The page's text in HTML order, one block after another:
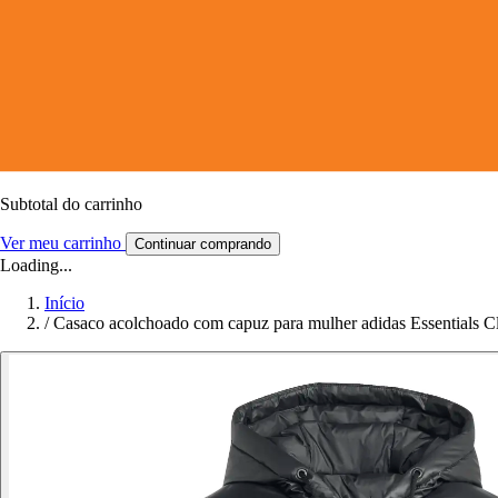
Subtotal do carrinho
Ver meu carrinho Continuar comprando
Loading...
Início
/ Casaco acolchoado com capuz para mulher adidas Essentials